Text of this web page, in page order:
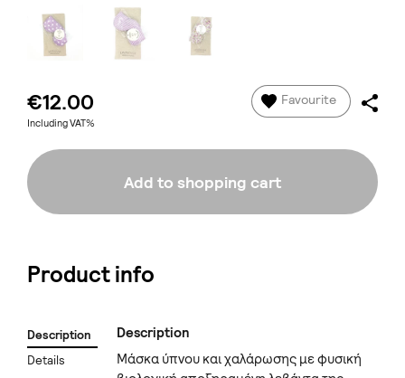
€12.00
Including VAT%
Favourite
Add to shopping cart
Product info
Description
Details
Description
Μάσκα ύπνου και χαλάρωσης με φυσική